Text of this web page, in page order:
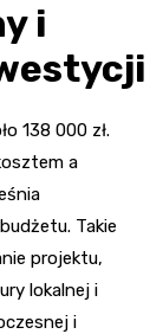
i
138 000 zł.
a
Takie
projektu,
lokalnej i
i